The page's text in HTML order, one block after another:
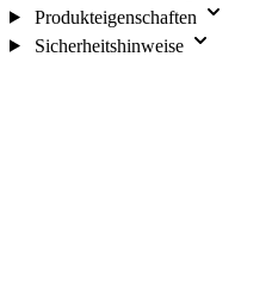
Produkteigenschaften
Sicherheitshinweise